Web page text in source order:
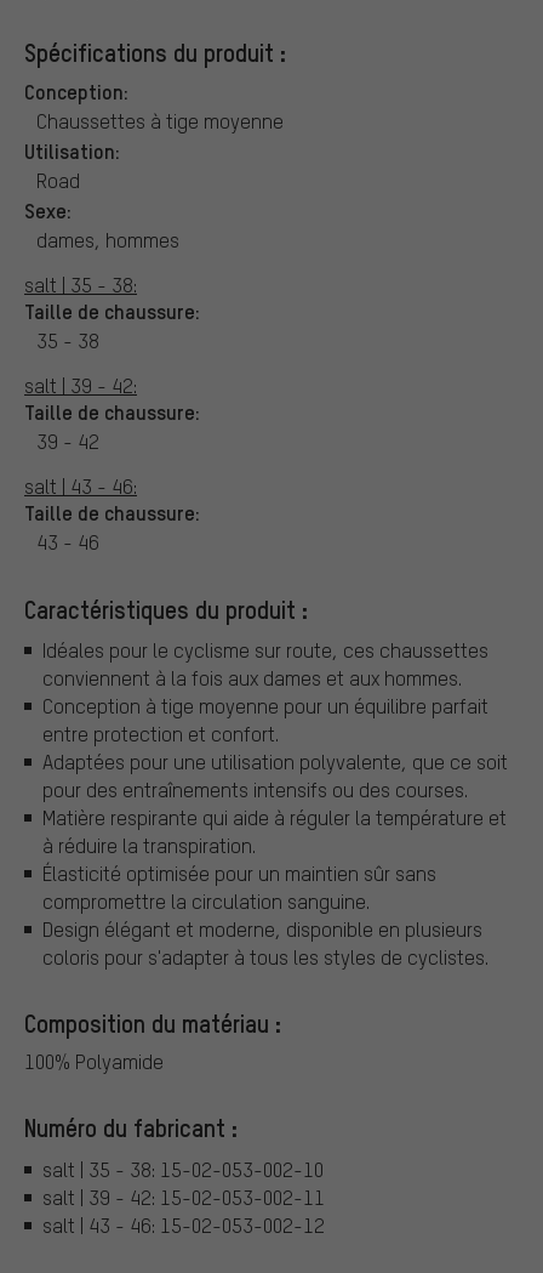
Spécifications du produit :
Conception:
Chaussettes à tige moyenne
Utilisation:
Road
Sexe:
dames, hommes
salt | 35 - 38:
Taille de chaussure:
35 - 38
salt | 39 - 42:
Taille de chaussure:
39 - 42
salt | 43 - 46:
Taille de chaussure:
43 - 46
Caractéristiques du produit :
Idéales pour le cyclisme sur route, ces chaussettes
conviennent à la fois aux dames et aux hommes.
Conception à tige moyenne pour un équilibre parfait
entre protection et confort.
Adaptées pour une utilisation polyvalente, que ce soit
pour des entraînements intensifs ou des courses.
Matière respirante qui aide à réguler la température et
à réduire la transpiration.
Élasticité optimisée pour un maintien sûr sans
compromettre la circulation sanguine.
Design élégant et moderne, disponible en plusieurs
coloris pour s'adapter à tous les styles de cyclistes.
Composition du matériau :
100% Polyamide
Numéro du fabricant :
salt | 35 - 38: 15-02-053-002-10
salt | 39 - 42: 15-02-053-002-11
salt | 43 - 46: 15-02-053-002-12